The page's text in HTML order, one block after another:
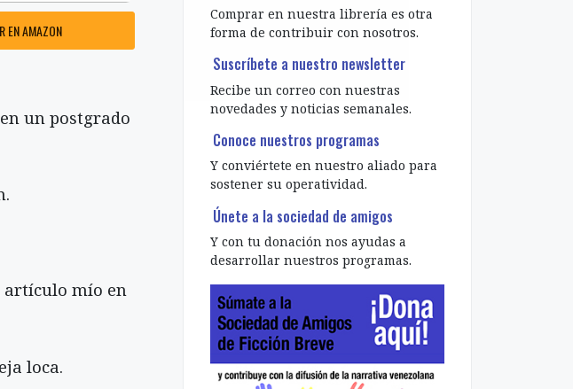
EN AMAZON
un postgrado
artículo mío en
loca.
Comprar en nuestra librería es otra
forma de contribuir con nosotros.
Suscríbete a nuestro newsletter
Recibe un correo con nuestras
novedades y noticias semanales.
Conoce nuestros programas
Y conviértete en nuestro aliado para
sostener su operatividad.
Únete a la sociedad de amigos
Y con tu donación nos ayudas a
desarrollar nuestros programas.